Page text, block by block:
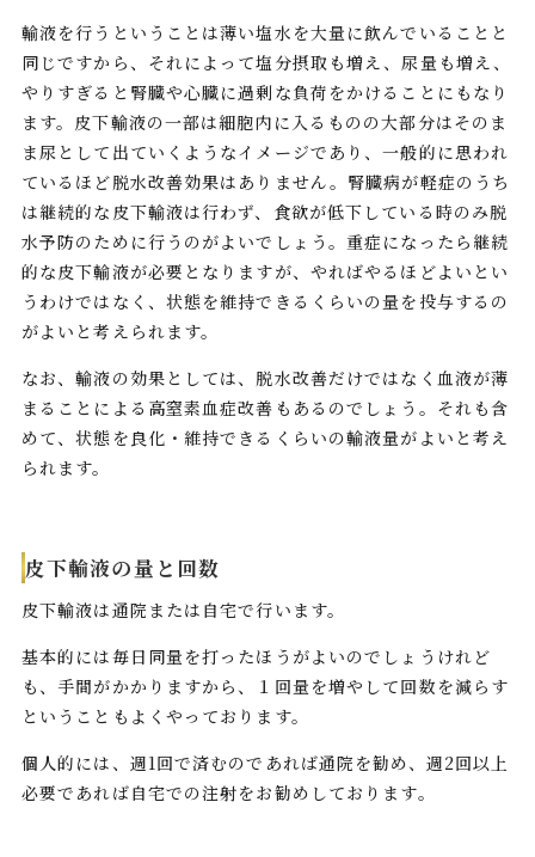
輸液を行うということは薄い塩水を大量に飲んでいることと
同じですから、それによって塩分摂取も増え、尿量も増え、
やりすぎると腎臓や心臓に過剰な負荷をかけることにもなり
ます。皮下輸液の一部は細胞内に入るものの大部分はそのま
ま尿として出ていくようなイメージであり、一般的に思われ
ているほど脱水改善効果はありません。腎臓病が軽症のうち
は継続的な皮下輸液は行わず、食欲が低下している時のみ脱
水予防のために行うのがよいでしょう。重症になったら継続
的な皮下輸液が必要となりますが、やればやるほどよいとい
うわけではなく、状態を維持できるくらいの量を投与するの
がよいと考えられます。
なお、輸液の効果としては、脱水改善だけではなく血液が薄
まることによる高窒素血症改善もあるのでしょう。それも含
めて、状態を良化・維持できるくらいの輸液量がよいと考え
られます。
皮下輸液の量と回数
皮下輸液は通院または自宅で行います。
基本的には毎日同量を打ったほうがよいのでしょうけれど
も、手間がかかりますから、１回量を増やして回数を減らす
ということもよくやっております。
個人的には、週1回で済むのであれば通院を勧め、週2回以上
必要であれば自宅での注射をお勧めしております。